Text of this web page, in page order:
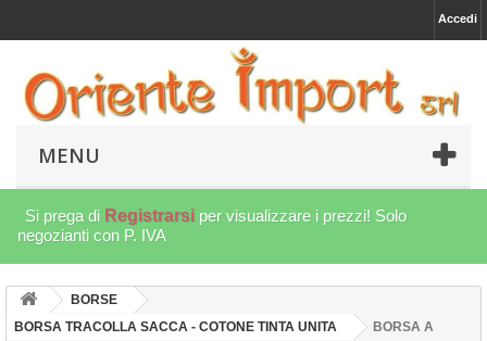
Accedi
MENU
Si prega di Registrarsi per visualizzare i prezzi! Solo
negozianti con P. IVA
BORSE
BORSA TRACOLLA SACCA - COTONE TINTA UNITA
BORSA A